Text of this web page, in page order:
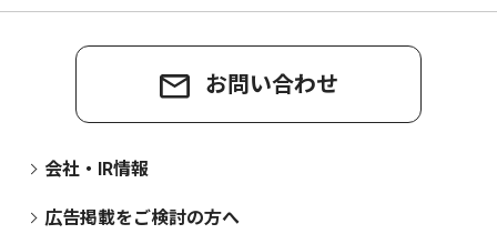
お問い合わせ
会社・IR情報
広告掲載をご検討の方へ